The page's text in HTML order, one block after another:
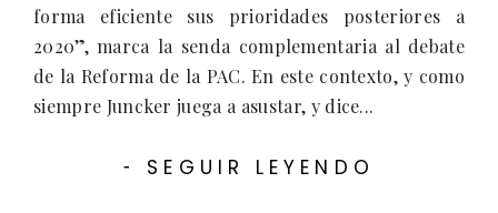
forma eficiente sus prioridades posteriores a
2020”, marca la senda complementaria al debate
de la Reforma de la PAC. En este contexto, y como
siempre Juncker juega a asustar, y dice...
- SEGUIR LEYENDO